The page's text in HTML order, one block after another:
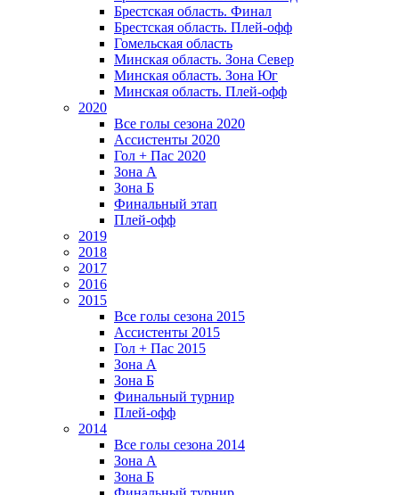
Брестская область. Финал
Брестская область. Плей-офф
Гомельская область
Минская область. Зона Север
Минская область. Зона Юг
Минская область. Плей-офф
2020
Все голы сезона 2020
Ассистенты 2020
Гол + Пас 2020
Зона А
Зона Б
Финальный этап
Плей-офф
2019
2018
2017
2016
2015
Все голы сезона 2015
Ассистенты 2015
Гол + Пас 2015
Зона А
Зона Б
Финальный турнир
Плей-офф
2014
Все голы сезона 2014
Зона А
Зона Б